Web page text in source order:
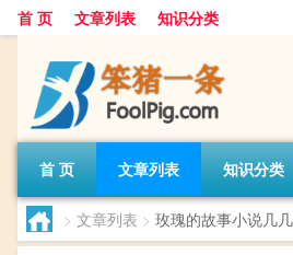
首 页 文章列表 知识分类
首 页 文章列表 知识分类
> 文章列表 > 玫瑰的故事小说几